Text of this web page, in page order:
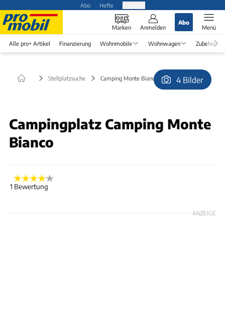
Abo Hefte
Marken Anmelden
Abo
Menü
Alle pro+ Artikel Finanzierung Wohnmobile Wohnwagen Zubehör
Stellplatzsuche Camping Monte Bianco (kostenlos) in null
4 Bilder
Campingplatz Camping Monte
Bianco
1 Bewertung
ANZEIGE